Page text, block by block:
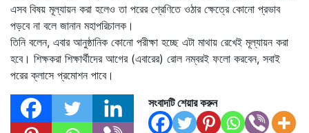
এসব বিষয় মূল্যায়ন করা হলেও তা পরের শ্রেণিতে ওঠার ক্ষেত্রে কোনো প্রভাব
পড়বে না বলে জানান মহাপরিচালক।
তিনি বলেন, এবার আনুষ্ঠানিক কোনো পরীক্ষা হচ্ছে এটা মাথায় রেখেই মূল্যায়ন করা
হবে। শিক্ষকরা শিক্ষার্থীদের আগের (এবারের) রোল নম্বরই ফলো করবেন, সবাই
পরের ক্লাসে প্রমোশন পাবে।
সংবাদটি শেয়ার করুন